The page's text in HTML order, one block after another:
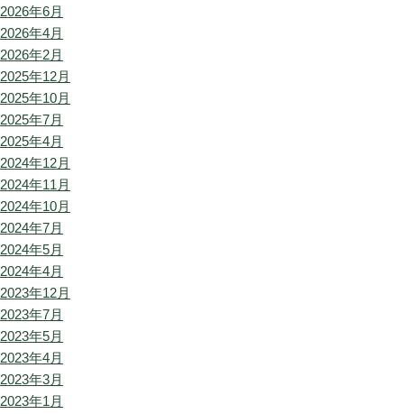
2026年6月
2026年4月
2026年2月
2025年12月
2025年10月
2025年7月
2025年4月
2024年12月
2024年11月
2024年10月
2024年7月
2024年5月
2024年4月
2023年12月
2023年7月
2023年5月
2023年4月
2023年3月
2023年1月